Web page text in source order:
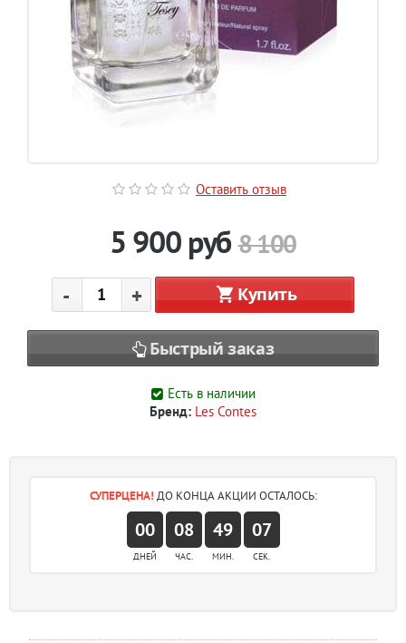
Оставить отзыв
5 900 руб 8 100
- + Купить
Быстрый заказ
Есть в наличии
Бренд: Les Contes
СУПЕРЦЕНА! ДО КОНЦА АКЦИИ ОСТАЛОСЬ:
00 08 49 07
ДНЕЙ ЧАС. МИН. СЕК.